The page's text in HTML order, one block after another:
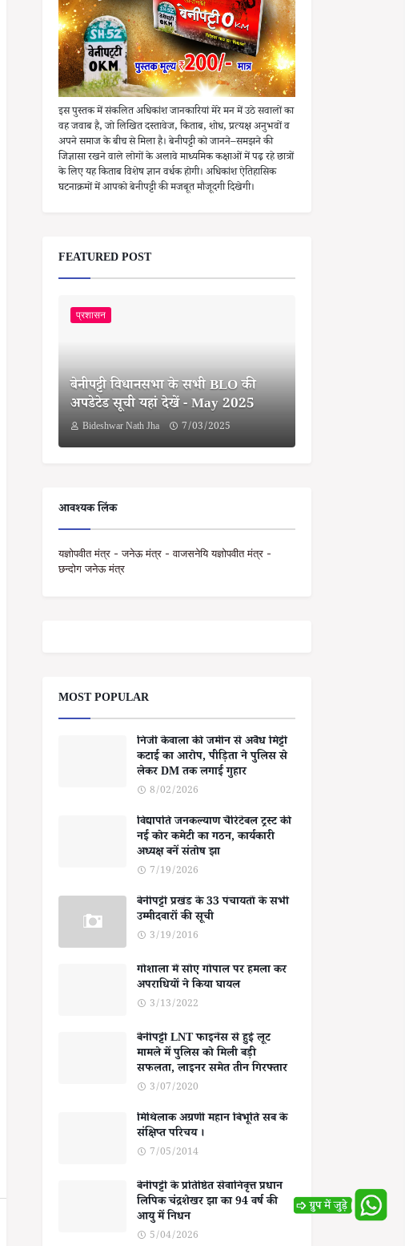
इस पुस्तक में संकलित अधिकांश जानकारियां मेरे मन में उठे सवालों का
वह जवाब है, जो लिखित दस्तावेज, किताब, शोध, प्रत्यक्ष अनुभवों व
अपने समाज के बीच से मिला है। बेनीपट्टी को जानने–समझने की
जिज्ञासा रखने वाले लोगों के अलावे माध्यमिक कक्षाओं में पढ़ रहे छात्रों
के लिए यह किताब विशेष ज्ञान वर्धक होगी। अधिकांश ऐतिहासिक
घटनाक्रमों में आपको बेनीपट्टी की मजबूत मौजूदगी दिखेगी।
FEATURED POST
प्रशासन
बेनीपट्टी विधानसभा के सभी BLO की
अपडेटेड सूची यहां देखें - May 2025
Bideshwar Nath Jha 7/03/2025
आवश्यक लिंक
यज्ञोपवीत मंत्र - जनेऊ मंत्र - वाजसनेयि यज्ञोपवीत मंत्र -
छन्दोग जनेऊ मंत्र
MOST POPULAR
निजी केवाला की जमीन से अवैध मिट्टी
कटाई का आरोप, पीड़िता ने पुलिस से
लेकर DM तक लगाई गुहार
8/02/2026
विद्यापति जनकल्याण चैरिटेबल ट्रस्ट की
नई कोर कमेटी का गठन, कार्यकारी
अध्यक्ष बनें संतोष झा
7/19/2026
बेनीपट्टी प्रखंड के 33 पंचायतों के सभी
उम्मीदवारों की सूची
3/19/2016
गोशाला में सोए गोपाल पर हमला कर
अपराधियों ने किया घायल
3/13/2022
बेनीपट्टी LNT फाइनेंस से हुई लूट
मामले में पुलिस को मिली बड़ी
सफलता, लाइनर समेत तीन गिरफ्तार
3/07/2020
मिथिलाक अग्रणी महान बिभूति सब के
संक्षिप्त परिचय ।
7/05/2014
बेनीपट्टी के प्रतिष्ठित सेवानिवृत्त प्रधान
लिपिक चंद्रशेखर झा का 94 वर्ष की
आयु में निधन
5/04/2026